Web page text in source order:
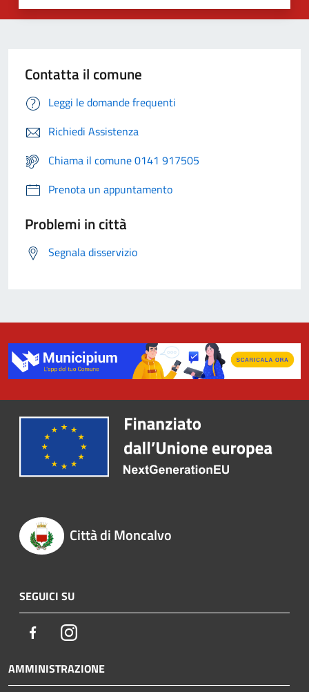
Contatta il comune
Leggi le domande frequenti
Richiedi Assistenza
Chiama il comune 0141 917505
Prenota un appuntamento
Problemi in città
Segnala disservizio
Città di Moncalvo
SEGUICI SU
FacebookInstagram
AMMINISTRAZIONE